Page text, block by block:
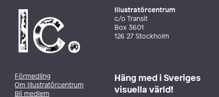
Illustratörcentrum
c/o Transit
Box 3601
126 27 Stockholm
Förmedling
Om Illustratörcentrum
Bli medlem
Häng med i Sveriges
visuella värld!